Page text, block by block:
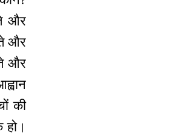
और
और
और
की
हो।